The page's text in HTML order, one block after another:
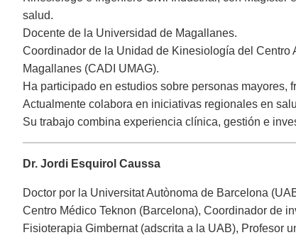
salud.
Docente de la Universidad de Magallanes.
Coordinador de la Unidad de Kinesiología del
Magallanes (CADI UMAG).
Ha participado en estudios sobre personas mayores,
Actualmente colabora en iniciativas regionales en
Su trabajo combina experiencia clínica, gestión e
Dr. Jordi Esquirol Caussa
Doctor por la Universitat Autònoma de Barcelona
Centro Médico Teknon (Barcelona), Coordinador de
Fisioterapia Gimbernat (adscrita a la UAB), Profesor